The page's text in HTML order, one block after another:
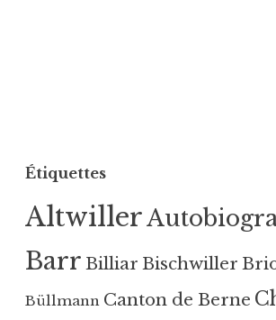
Étiquettes
Altwiller
Barr Billiar Bischwiller
Büllmann Canton de Berne